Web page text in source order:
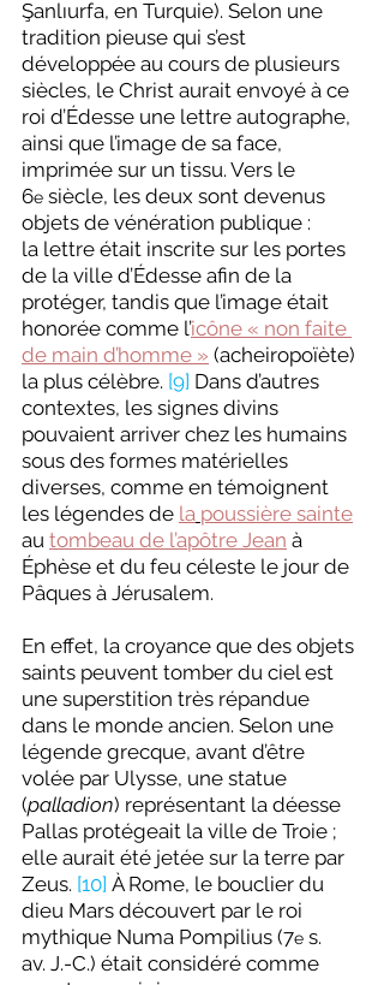
Şanlıurfa, en Turquie). Selon une
tradition pieuse qui s’est
développée au cours de plusieurs
siècles, le Christ aurait envoyé à ce
roi d’Édesse une lettre autographe,
ainsi que l’image de sa face,
imprimée sur un tissu. Vers le
6e siècle, les deux sont devenus
objets de vénération publique :
la lettre était inscrite sur les portes
de la ville d’Édesse afin de la
protéger, tandis que l’image était
honorée comme l’icône « non faite
de main d’homme » (acheiropoïète)
la plus célèbre. [9] Dans d’autres
contextes, les signes divins
pouvaient arriver chez les humains
sous des formes matérielles
diverses, comme en témoignent
les légendes de la poussière sainte
au tombeau de l’apôtre Jean à
Éphèse et du feu céleste le jour de
Pâques à Jérusalem.
En effet, la croyance que des objets
saints peuvent tomber du ciel est
une superstition très répandue
dans le monde ancien. Selon une
légende grecque, avant d’être
volée par Ulysse, une statue
(palladion) représentant la déesse
Pallas protégeait la ville de Troie ;
elle aurait été jetée sur la terre par
Zeus. [10] À Rome, le bouclier du
dieu Mars découvert par le roi
mythique Numa Pompilius (7e s.
av. J.-C.) était considéré comme